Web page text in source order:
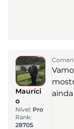
Mauríci
o
Nível: Pro
Rank:
28705